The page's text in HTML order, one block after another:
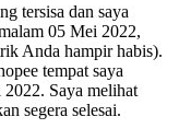
tersisa dan saya
05 Mei 2022,
Anda hampir habis).
tempat saya
Saya melihat
segera selesai.